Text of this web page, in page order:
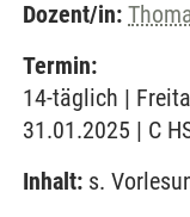
Dozent/in:
Termin:
14-täglich |
31.01.2025 | C
Inhalt: s.